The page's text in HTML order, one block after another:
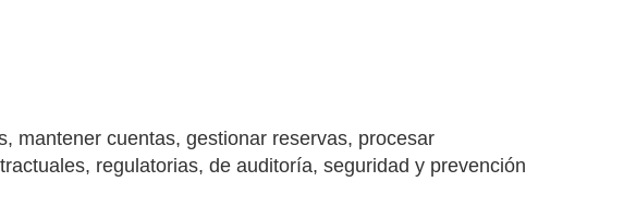
mantener cuentas, gestionar reservas, procesar
regulatorias, de auditoría, seguridad y prevención